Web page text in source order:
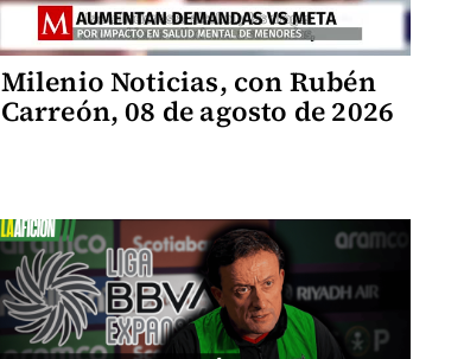
Milenio Noticias, con Rubén
Carreón, 08 de agosto de 2026